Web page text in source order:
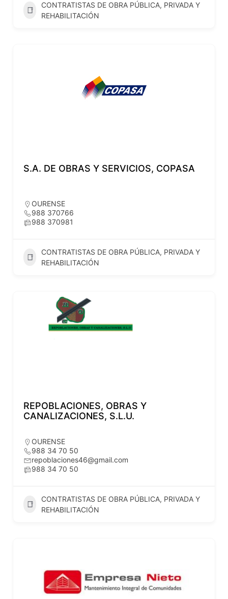
CONTRATISTAS DE OBRA PÚBLICA, PRIVADA Y
REHABILITACIÓN
S.A. DE OBRAS Y SERVICIOS, COPASA
OURENSE
988 370766
988 370981
CONTRATISTAS DE OBRA PÚBLICA, PRIVADA Y
REHABILITACIÓN
REPOBLACIONES, OBRAS Y
CANALIZACIONES, S.L.U.
OURENSE
988 34 70 50
repoblaciones46@gmail.com
988 34 70 50
CONTRATISTAS DE OBRA PÚBLICA, PRIVADA Y
REHABILITACIÓN